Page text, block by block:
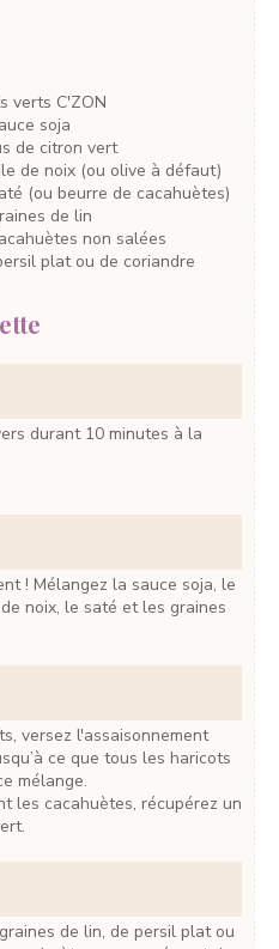
verts C'ZON
soja
de citron vert
de noix (ou olive à défaut)
(ou beurre de cacahuètes)
de lin
non salées
plat ou de coriandre
noix, le saté et les graines
ce que tous les haricots
mélange.